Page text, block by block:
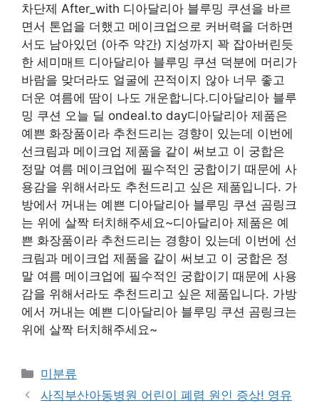
차단제 After_with 디아달리아 블루밍 쿠션을 바르
면서 톤업을 더했고 메이크업으로 커버력을 더하면
서도 남아있던 (아주 약간) 지성까지 꽉 잡아버린듯
한 세미매트 디아달리아 블루밍 쿠션 덕분에 머리가
바람을 맞더라도 얼굴에 끈적이지 않아 너무 좋고
더운 여름에 땀이 나도 개운합니다.디아달리아 블루
밍 쿠션 오늘 딜 ondeal.to day디아달리아 제품은
예쁜 화장품이라 추천드리는 경향이 있는데 이번에
선크림과 메이크업 제품을 같이 써보고 이 궁합은
정말 여름 메이크업에 필수적인 궁합이기 때문에 사
용감을 위해서라도 추천드리고 싶은 제품입니다. 가
방에서 꺼내는 예쁜 디아달리아 블루밍 쿠션 곰링크
는 위에 살짝 터치해주세요~디아달리아 제품은 예
쁜 화장품이라 추천드리는 경향이 있는데 이번에 선
크림과 메이크업 제품을 같이 써보고 이 궁합은 정
말 여름 메이크업에 필수적인 궁합이기 때문에 사용
감을 위해서라도 추천드리고 싶은 제품입니다. 가방
에서 꺼내는 예쁜 디아달리아 블루밍 쿠션 곰링크는
위에 살짝 터치해주세요~
Categories
미분류
사직부산아동병원 어린이 폐렴 원인 증상! 영유